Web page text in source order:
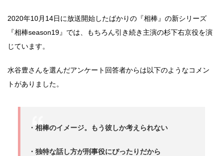
2020年10月14日に放送開始したばかりの『相棒』の新シリーズ
『相棒season19』では、もちろん引き続き主演の杉下右京役を演
じています。
水谷豊さんを選んだアンケート回答者からは以下のようなコメン
トがありました。
・相棒のイメージ。もう彼しか考えられない
・独特な話し方が刑事役にぴったりだから